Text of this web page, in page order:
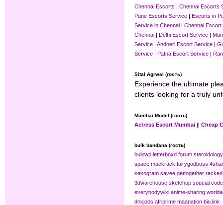
Chennai Escorts | Chennai Escorts
Pune Escorts Service | Escorts in
Service in Chennai | Chennai Escort
Chennai | Delhi Escort Service |
Service | Andheri Escort Service |
Service | Patna Escort Service |
Sital Agrwal (гость)
Experience the ultimate
clients looking for a truly
Mumbai Model (гость)
Actress Escort Mumbai || Cheap
bulk bandana (гость)
bulkwp letterboxd forum steroidology
space muckrack fairygodboss
kekogram savee gettogether racked
3dwarehouse sketchup soucial
everybodywiki anime-sharing
dnxjobs afriprime maanation bio.link